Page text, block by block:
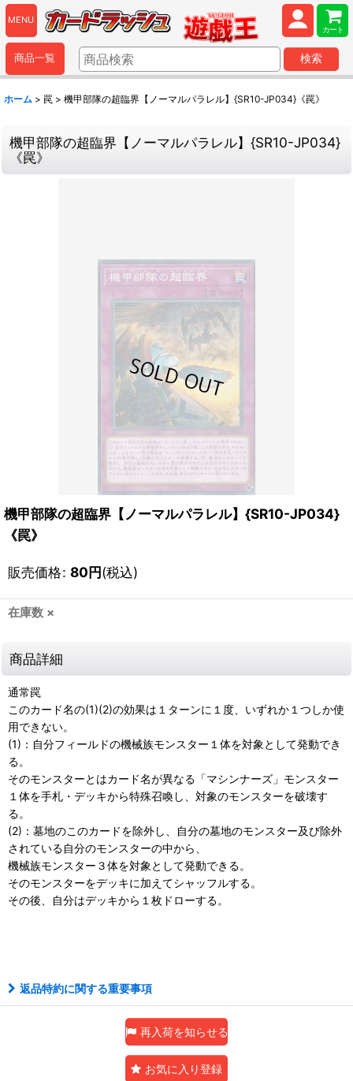
MENU
カート
商品一覧 検索
ホーム > 罠 > 機甲部隊の超臨界【ノーマルパラレル】{SR10-JP034}《罠》
機甲部隊の超臨界【ノーマルパラレル】{SR10-JP034}
《罠》
機甲部隊の超臨界【ノーマルパラレル】{SR10-JP034}
《罠》
販売価格: 80円(税込)
在庫数 ×
商品詳細
通常罠
このカード名の(1)(2)の効果は１ターンに１度、いずれか１つしか使
用できない。
(1)：自分フィールドの機械族モンスター１体を対象として発動でき
る。
そのモンスターとはカード名が異なる「マシンナーズ」モンスター
１体を手札・デッキから特殊召喚し、対象のモンスターを破壊す
る。
(2)：墓地のこのカードを除外し、自分の墓地のモンスター及び除外
されている自分のモンスターの中から、
機械族モンスター３体を対象として発動できる。
そのモンスターをデッキに加えてシャッフルする。
その後、自分はデッキから１枚ドローする。
返品特約に関する重要事項
再入荷を知らせる
お気に入り登録